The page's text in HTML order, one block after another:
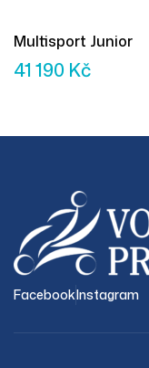
Multisport Junior
41 190 Kč
FacebookInstagram